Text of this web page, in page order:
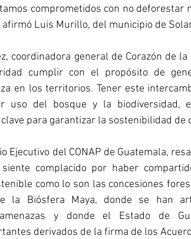
comprometidos con no deforestar
Luis Murillo, del municipio de
coordinadora general de Corazón de la
cumplir con el propósito de
en los territorios. Tener este
uso del bosque y la biodiversidad,
para garantizar la sostenibilidad de
Ejecutivo del CONAP de Guatemala,
complacido por haber
como lo son las concesiones
la Biósfera Maya, donde se han
y donde el Estado de
derivados de la firma de los